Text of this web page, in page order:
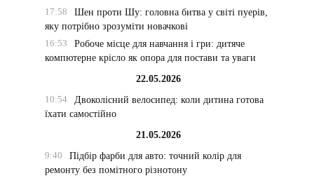
17:58
Шен проти Шу: головна битва у світі пуерів,
яку потрібно зрозуміти новачкові
16:53
Робоче місце для навчання і гри: дитяче
компютерне крісло як опора для постави та уваги
22.05.2026
10:54
Двоколісний велосипед: коли дитина готова
їхати самостійно
21.05.2026
9:40
Підбір фарби для авто: точний колір для
ремонту без помітного різнотону